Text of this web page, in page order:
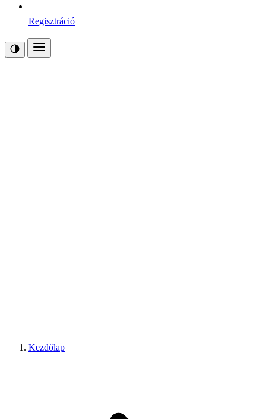
Regisztráció
Kezdőlap